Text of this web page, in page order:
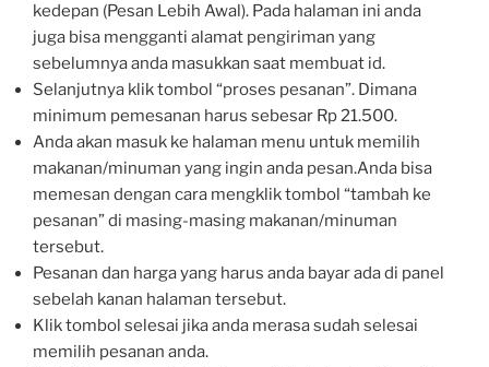
kedepan (Pesan Lebih Awal). Pada halaman ini anda
juga bisa mengganti alamat pengiriman yang
sebelumnya anda masukkan saat membuat id.
Selanjutnya klik tombol “proses pesanan”. Dimana
minimum pemesanan harus sebesar Rp 21.500.
Anda akan masuk ke halaman menu untuk memilih
makanan/minuman yang ingin anda pesan.Anda bisa
memesan dengan cara mengklik tombol “tambah ke
pesanan” di masing-masing makanan/minuman
tersebut.
Pesanan dan harga yang harus anda bayar ada di panel
sebelah kanan halaman tersebut.
Klik tombol selesai jika anda merasa sudah selesai
memilih pesanan anda.